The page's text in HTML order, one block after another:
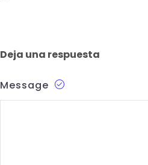
Deja una respuesta
Message